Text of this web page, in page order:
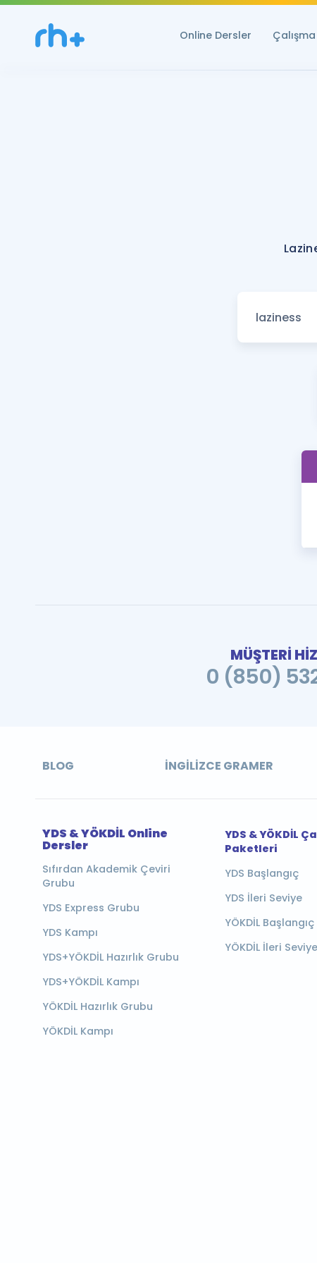
Online Dersler
MÜŞTERİ
0 (850)
BLOG İNGILIZCE GRAMER
YDS & YÖKDİL Online
Dersler
Sıfırdan Akademik Çeviri
Grubu
YDS Express Grubu
YDS Kampı
YDS+YÖKDİL Hazırlık Grubu
YDS+YÖKDİL Kampı
YÖKDİL Hazırlık Grubu
YÖKDİL Kampı
YDS & YÖKDİL
Paketleri
YDS Başlangıç
YDS İleri Seviye
YÖKDİL Başlangıç
YÖKDİL İleri Seviye